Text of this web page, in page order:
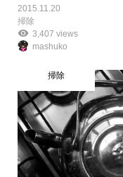
2015.11.20
掃除
3,407 views
mashuko
掃除